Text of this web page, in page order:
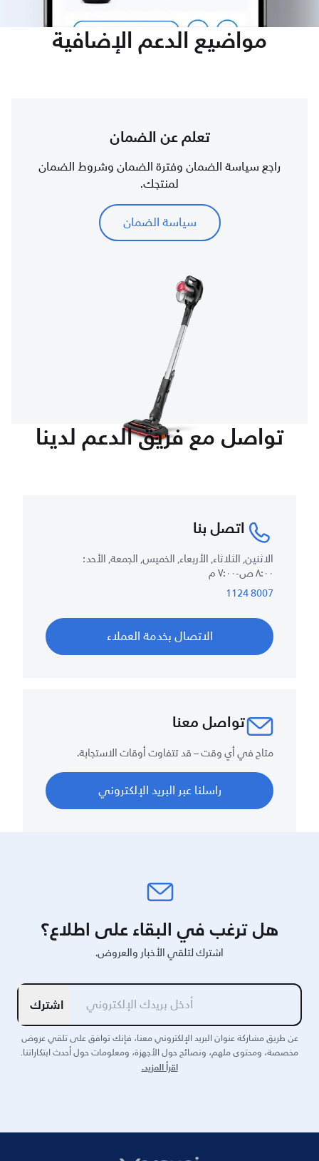
مواضيع الدعم الإضافية
تعلم عن الضمان
راجع سياسة الضمان وفترة الضمان وشروط الضمان
لمنتجك.
سياسة الضمان
تواصل مع فريق الدعم لدينا
اتصل بنا
الاثنين, الثلاثاء, الأربعاء, الخميس, الجمعة, الأحد :
٨:٠٠ ص-٧:٠٠ م
8007 1124
الاتصال بخدمة العملاء
تواصل معنا
متاح في أي وقت – قد تتفاوت أوقات الاستجابة.
راسلنا عبر البريد الإلكتروني
هل ترغب في البقاء على اطلاع؟
اشترك لتلقي الأخبار والعروض.
اشترك
عن طريق مشاركة عنوان البريد الإلكتروني معنا، فإنك توافق على تلقي عروض
مخصصة، ومحتوى ملهم، ونصائح حول الأجهزة، ومعلومات حول أحدث ابتكاراتنا.
اقرأ المزيد.